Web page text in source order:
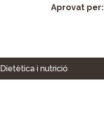
Aprovat per:
Dietètica i nutrició